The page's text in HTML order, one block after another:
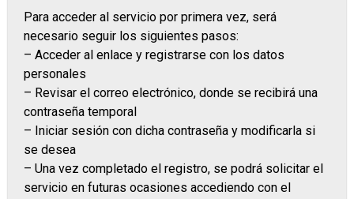
Para acceder al servicio por primera vez, será
necesario seguir los siguientes pasos:
– Acceder al enlace y registrarse con los datos
personales
– Revisar el correo electrónico, donde se recibirá una
contraseña temporal
– Iniciar sesión con dicha contraseña y modificarla si
se desea
– Una vez completado el registro, se podrá solicitar el
servicio en futuras ocasiones accediendo con el